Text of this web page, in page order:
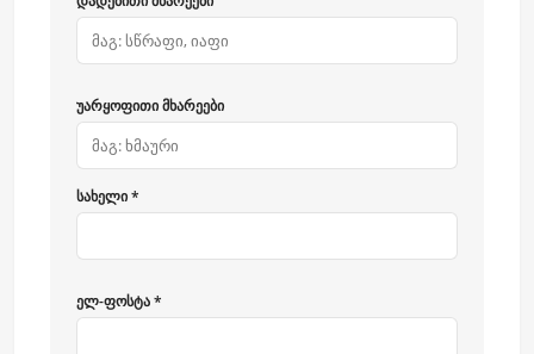
უარყოფითი მხარეები
სახელი *
ელ-ფოსტა *